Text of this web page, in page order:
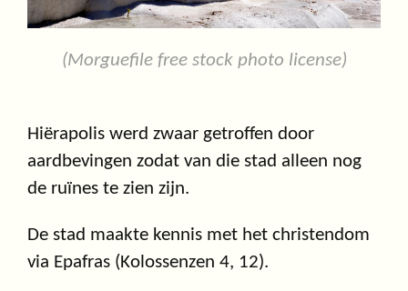
(Morguefile free stock photo license)
Hiërapolis werd zwaar getroffen door
aardbevingen zodat van die stad alleen nog
de ruïnes te zien zijn.
De stad maakte kennis met het christendom
via Epafras (Kolossenzen 4, 12).